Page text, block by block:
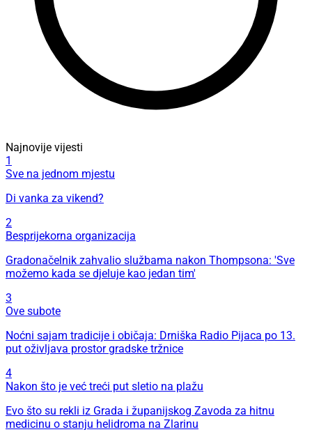
Najnovije vijesti
1
Sve na jednom mjestu
Di vanka za vikend?
2
Besprijekorna organizacija
Gradonačelnik zahvalio službama nakon Thompsona: 'Sve
možemo kada se djeluje kao jedan tim'
3
Ove subote
Noćni sajam tradicije i običaja: Drniška Radio Pijaca po 13.
put oživljava prostor gradske tržnice
4
Nakon što je već treći put sletio na plažu
Evo što su rekli iz Grada i županijskog Zavoda za hitnu
medicinu o stanju helidroma na Zlarinu